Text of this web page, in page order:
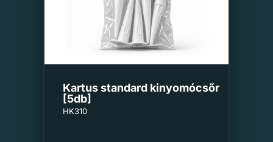
Kartus standard kinyomócsőr
[5db]
HK310